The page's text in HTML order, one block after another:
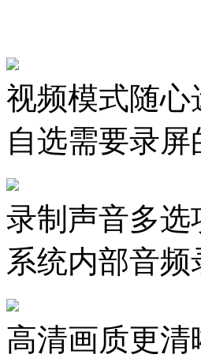
视频模式随心
自选需要录
录制声音多选
系统内部音
高清画质更清